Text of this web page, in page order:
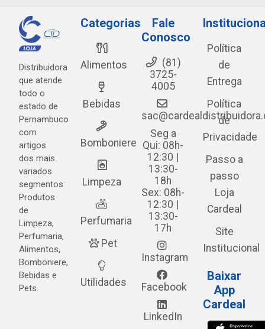
Distribuidora
que atende
todo o
estado de
Pernambuco
com
artigos
dos mais
variados
segmentos:
Produtos
de
Limpeza,
Perfumaria,
Alimentos,
Bomboniere,
Bebidas e
Pets.
Categorias
Alimentos
Bebidas
Bomboniere
Limpeza
Perfumaria
Pet
Utilidades
Fale
Conosco
(81)
3725-
4005
Seg a
Qui: 08h-
12:30 |
13:30-
18h
Sex: 08h-
12:30 |
13:30-
17h
Instagram
Facebook
LinkedIn
Política
de
Entrega
Política
de
Privacidade
Passo a
passo
Loja
Cardeal
Site
Institucional
Baixar
App
Cardeal